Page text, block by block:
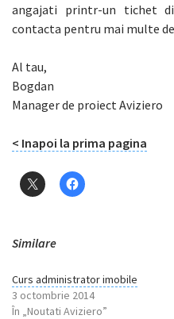
angajati printr-un tichet
contacta pentru mai multe
Al tau,
Bogdan
Manager de proiect Aviziero
< Inapoi la prima pagina
Similare
Curs administrator imobile
3 octombrie 2014
În „Noutati Aviziero”